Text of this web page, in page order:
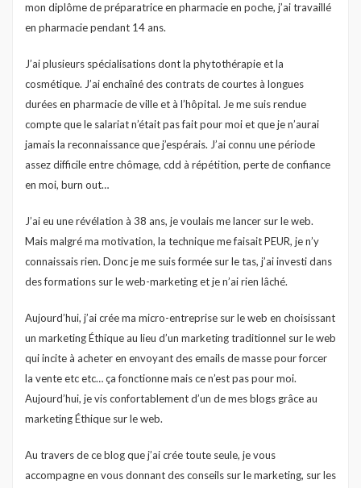
mon diplôme de préparatrice en pharmacie en poche, j’ai travaillé
en pharmacie pendant 14 ans.
J’ai plusieurs spécialisations dont la phytothérapie et la
cosmétique. J’ai enchaîné des contrats de courtes à longues
durées en pharmacie de ville et à l’hôpital. Je me suis rendue
compte que le salariat n’était pas fait pour moi et que je n’aurai
jamais la reconnaissance que j’espérais. J’ai connu une période
assez difficile entre chômage, cdd à répétition, perte de confiance
en moi, burn out…
J’ai eu une révélation à 38 ans, je voulais me lancer sur le web.
Mais malgré ma motivation, la technique me faisait PEUR, je n’y
connaissais rien. Donc je me suis formée sur le tas, j’ai investi dans
des formations sur le web-marketing et je n’ai rien lâché.
Aujourd’hui, j’ai crée ma micro-entreprise sur le web en choisissant
un marketing Éthique au lieu d’un marketing traditionnel sur le web
qui incite à acheter en envoyant des emails de masse pour forcer
la vente etc etc… ça fonctionne mais ce n’est pas pour moi.
Aujourd’hui, je vis confortablement d’un de mes blogs grâce au
marketing Éthique sur le web.
Au travers de ce blog que j’ai crée toute seule, je vous
accompagne en vous donnant des conseils sur le marketing, sur les